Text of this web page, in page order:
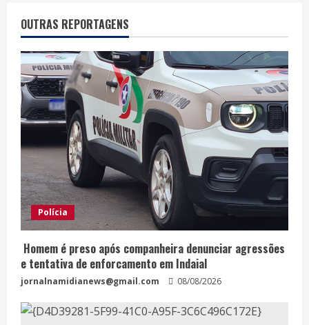
OUTRAS REPORTAGENS
Polícia
Homem é preso após companheira denunciar agressões
e tentativa de enforcamento em Indaial
jornalnamidianews@gmail.com 08/08/2026